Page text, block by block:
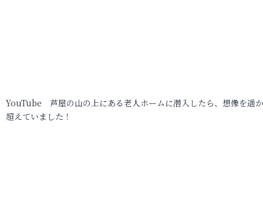
YouTube 芦屋の山の上にある老人ホームに潜入したら、想像を遥
超えていました！